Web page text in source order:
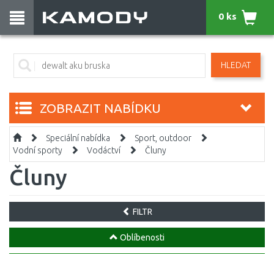
HLEDAT
0 ks
ZOBRAZIT NABÍDKU
Speciální nabídka
Sport, outdoor
Vodní sporty
Vodáctví Čluny
Čluny
FILTR
Oblíbenosti